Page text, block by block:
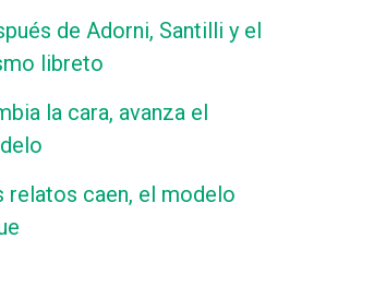
de Adorni, Santilli y el
libreto
la cara, avanza el
relatos caen, el modelo